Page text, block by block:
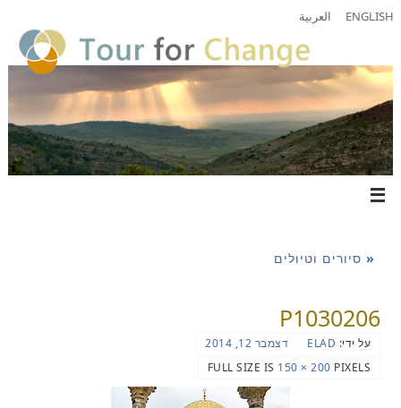
ENGLISH العربية
«סיורים וטיולים
P1030206
על ידי: ELAD
דצמבר 12, 2014
FULL SIZE IS
200 × 150 PIXELS